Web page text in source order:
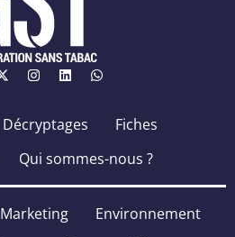
Décryptages
Fiches
Qui sommes-nous ?
Marketing
Environnement